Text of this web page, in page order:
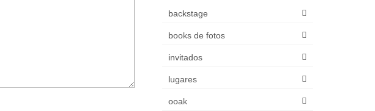
backstage
books de fotos
invitados
lugares
ooak